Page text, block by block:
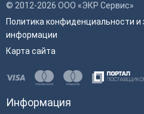
© 2012-2026 ООО «ЭКР Сервис»
Политика конфиденциальности
информации
Карта сайта
Информация